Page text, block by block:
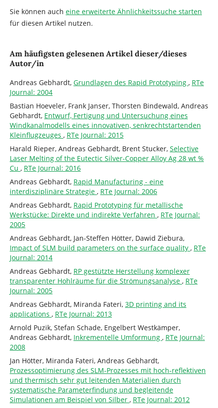
Sie können auch eine erweiterte Ähnlichkeitssuche starten
für diesen Artikel nutzen.
Am häufigsten gelesenen Artikel dieser/dieses
Autor/in
Andreas Gebhardt, Grundlagen des Rapid Prototyping , RTe
Journal: 2004
Bastian Hoeveler, Frank Janser, Thorsten Bindewald, Andreas
Gebhardt, Entwurf, Fertigung und Untersuchung eines
Windkanalmodells eines innovativen, senkrechtstartenden
Kleinflugzeuges , RTe Journal: 2015
Harald Rieper, Andreas Gebhardt, Brent Stucker, Selective
Laser Melting of the Eutectic Silver-Copper Alloy Ag 28 wt %
Cu , RTe Journal: 2016
Andreas Gebhardt, Rapid Manufacturing - eine
interdisziplinäre Strategie , RTe Journal: 2006
Andreas Gebhardt, Rapid Prototyping für metallische
Werkstücke: Direkte und indirekte Verfahren , RTe Journal:
2005
Andreas Gebhardt, Jan-Steffen Hötter, Dawid Ziebura,
Impact of SLM build parameters on the surface quality , RTe
Journal: 2014
Andreas Gebhardt, RP gestützte Herstellung komplexer
transparenter Hohlräume für die Strömungsanalyse , RTe
Journal: 2005
Andreas Gebhardt, Miranda Fateri, 3D printing and its
applications , RTe Journal: 2013
Arnold Puzik, Stefan Schade, Engelbert Westkämper,
Andreas Gebhardt, Inkrementelle Umformung , RTe Journal:
2008
Jan Hötter, Miranda Fateri, Andreas Gebhardt,
Prozessoptimierung des SLM-Prozesses mit hoch-reflektiven
und thermisch sehr gut leitenden Materialien durch
systematische Parameterfindung und begleitende
Simulationen am Beispiel von Silber , RTe Journal: 2012